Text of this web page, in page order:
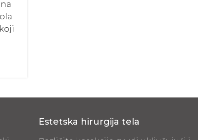
Estetska hirurgija tela